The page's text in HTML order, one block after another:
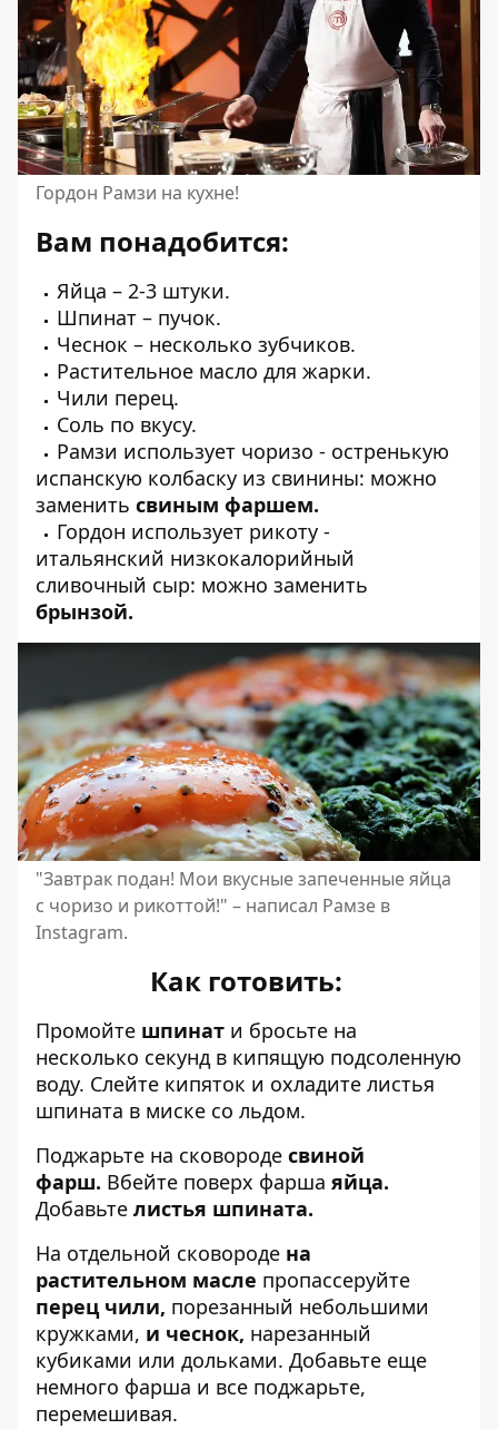
Гордон Рамзи на кухне!
Вам понадобится:
Яйца – 2-3 штуки.
Шпинат – пучок.
Чеснок – несколько зубчиков.
Растительное масло для жарки.
Чили перец.
Соль по вкусу.
Рамзи использует чоризо - остренькую
испанскую колбаску из свинины: можно
заменить свиным фаршем.
Гордон использует рикоту -
итальянский низкокалорийный
сливочный сыр: можно заменить
брынзой.
"Завтрак подан! Мои вкусные запеченные яйца
с чоризо и рикоттой!" – написал Рамзе в
Instagram.
Как готовить:
Промойте шпинат и бросьте на
несколько секунд в кипящую подсоленную
воду. Слейте кипяток и охладите листья
шпината в миске со льдом.
Поджарьте на сковороде свиной
фарш. Вбейте поверх фарша яйца.
Добавьте листья шпината.
На отдельной сковороде на
растительном масле пропассеруйте
перец чили, порезанный небольшими
кружками, и чеснок, нарезанный
кубиками или дольками. Добавьте еще
немного фарша и все поджарьте,
перемешивая.